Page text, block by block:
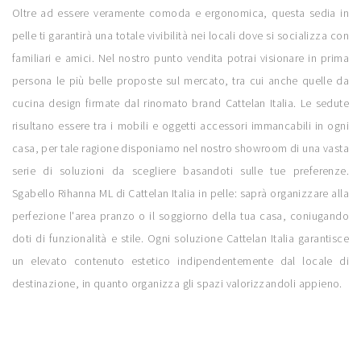
Oltre ad essere veramente comoda e ergonomica, questa sedia in
pelle ti garantirà una totale vivibilità nei locali dove si socializza con
familiari e amici. Nel nostro punto vendita potrai visionare in prima
persona le più belle proposte sul mercato, tra cui anche quelle da
cucina design firmate dal rinomato brand Cattelan Italia. Le sedute
risultano essere tra i mobili e oggetti accessori immancabili in ogni
casa, per tale ragione disponiamo nel nostro showroom di una vasta
serie di soluzioni da scegliere basandoti sulle tue preferenze.
Sgabello Rihanna ML di Cattelan Italia in pelle: saprà organizzare alla
perfezione l'area pranzo o il soggiorno della tua casa, coniugando
doti di funzionalità e stile. Ogni soluzione Cattelan Italia garantisce
un elevato contenuto estetico indipendentemente dal locale di
destinazione, in quanto organizza gli spazi valorizzandoli appieno.